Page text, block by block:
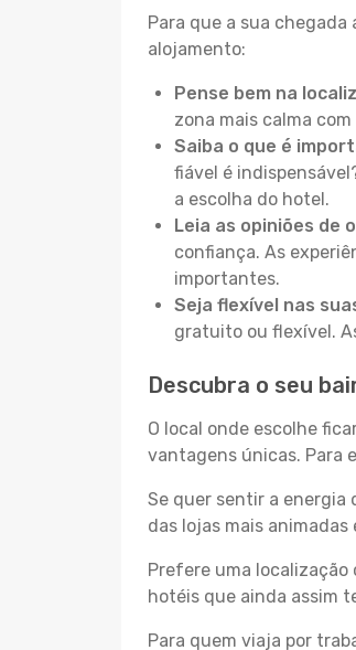
Para que a sua chegada
alojamento:
Pense bem na
zona mais calma
Saiba o que é
fiável é
a escolha do hotel.
Leia as opiniões de
confiança. As
importantes.
Seja flexível nas
gratuito ou flexível.
Descubra o seu
O local onde escolhe
vantagens únicas. Para
Se quer sentir a energia
das lojas mais animadas
Prefere uma localização
hotéis que ainda assim
Para quem viaja por